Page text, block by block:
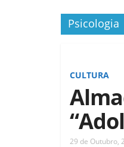
Psicologia
CULTURA
29 de Outubro,